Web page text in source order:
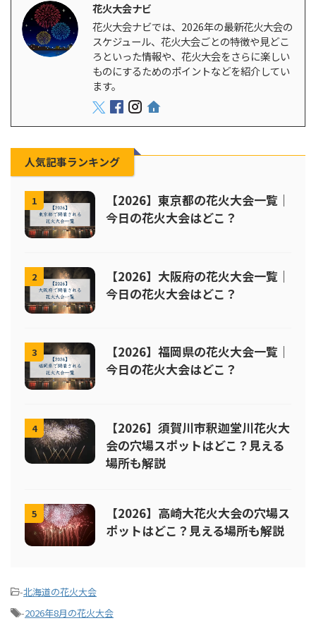
花火大会ナビ
花火大会ナビでは、2026年の最新花火大会の
スケジュール、花火大会ごとの特徴や見どこ
ろといった情報や、花火大会をさらに楽しい
ものにするためのポイントなどを紹介してい
ます。
人気記事ランキング
1
【2026】東京都の花火大会一覧｜
今日の花火大会はどこ？
2
【2026】大阪府の花火大会一覧｜
今日の花火大会はどこ？
3
【2026】福岡県の花火大会一覧｜
今日の花火大会はどこ？
4
【2026】須賀川市釈迦堂川花火大
会の穴場スポットはどこ？見える
場所も解説
5
【2026】高崎大花火大会の穴場ス
ポットはどこ？見える場所も解説
-北海道の花火大会
-2026年8月の花火大会